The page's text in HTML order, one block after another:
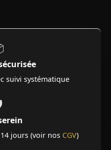
suivi systématique
jours (voir nos CGV)